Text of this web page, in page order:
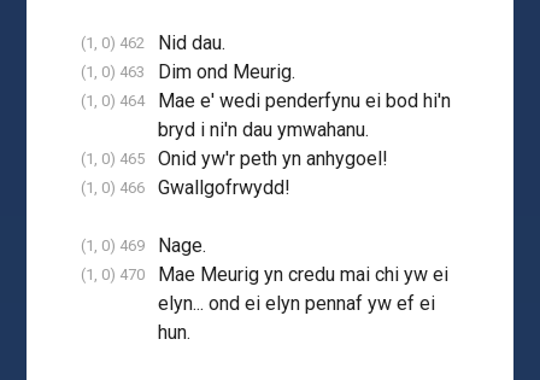
(1, 0) 462 Nid dau.
(1, 0) 463 Dim ond Meurig.
(1, 0) 464
Mae e' wedi penderfynu ei bod hi'n
bryd i ni'n dau ymwahanu.
(1, 0) 465 Onid yw'r peth yn anhygoel!
(1, 0) 466 Gwallgofrwydd!
(1, 0) 469 Nage.
(1, 0) 470
Mae Meurig yn credu mai chi yw ei
elyn... ond ei elyn pennaf yw ef ei
hun.